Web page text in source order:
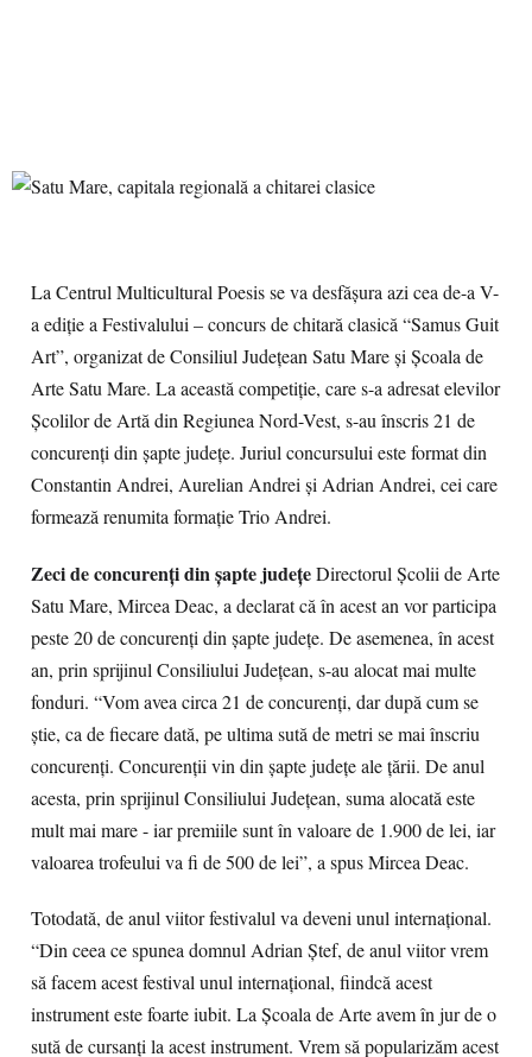
La Centrul Multicultural Poesis se va desfăşura azi cea de-a V-
a ediţie a Festivalului – concurs de chitară clasică “Samus Guit
Art”, organizat de Consiliul Judeţean Satu Mare şi Şcoala de
Arte Satu Mare. La această competiţie, care s-a adresat elevilor
Şcolilor de Artă din Regiunea Nord-Vest, s-au înscris 21 de
concurenţi din şapte judeţe. Juriul concursului este format din
Constantin Andrei, Aurelian Andrei şi Adrian Andrei, cei care
formează renumita formaţie Trio Andrei.
Zeci de concurenţi din şapte judeţeDirectorul Şcolii de Arte
Satu Mare, Mircea Deac, a declarat că în acest an vor participa
peste 20 de concurenţi din şapte judeţe. De asemenea, în acest
an, prin sprijinul Consiliului Judeţean, s-au alocat mai multe
fonduri. “Vom avea circa 21 de concurenţi, dar după cum se
ştie, ca de fiecare dată, pe ultima sută de metri se mai înscriu
concurenţi. Concurenţii vin din şapte judeţe ale ţării. De anul
acesta, prin sprijinul Consiliului Judeţean, suma alocată este
mult mai mare - iar premiile sunt în valoare de 1.900 de lei, iar
valoarea trofeului va fi de 500 de lei”, a spus Mircea Deac.
Totodată, de anul viitor festivalul va deveni unul internaţional.
“Din ceea ce spunea domnul Adrian Ştef, de anul viitor vrem
să facem acest festival unul internaţional, fiindcă acest
instrument este foarte iubit. La Şcoala de Arte avem în jur de o
sută de cursanţi la acest instrument. Vrem să popularizăm acest